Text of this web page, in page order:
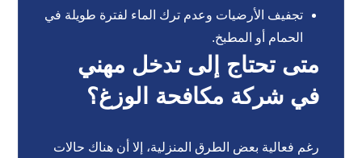
تجفيف الأرضيات وعدم ترك الماء لفترة طويلة في
الحمام أو المطبخ.
متى تحتاج إلى تدخل مهني
في شركة مكافحة الوزغ؟
رغم فعالية بعض الطرق المنزلية، إلا أن هناك حالات